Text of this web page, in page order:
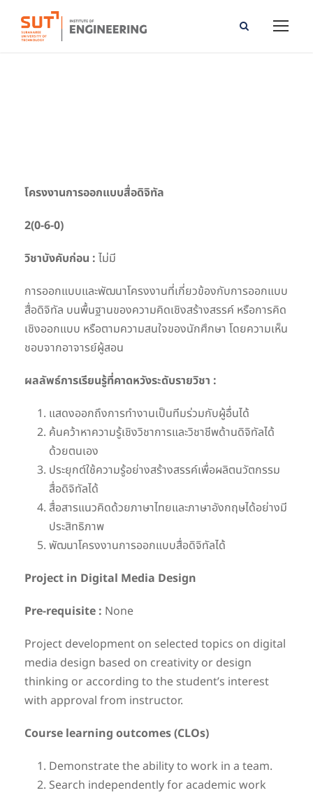
โครงงานการออกแบบสื่อดิจิทัล
2(0-6-0)
วิชาบังคับก่อน : ไม่มี
การออกแบบและพัฒนาโครงงานที่เกี่ยวข้องกับการออกแบบ
สื่อดิจิทัล บนพื้นฐานของความคิดเชิงสร้างสรรค์ หรือการคิด
เชิงออกแบบ หรือตามความสนใจของนักศึกษา โดยความเห็น
ชอบจากอาจารย์ผู้สอน
ผลลัพธ์การเรียนรู้ที่คาดหวังระดับรายวิชา :
แสดงออกถึงการทำงานเป็นทีมร่วมกับผู้อื่นได้
ค้นคว้าหาความรู้เชิงวิชาการและวิชาชีพด้านดิจิทัลได้
ด้วยตนเอง
ประยุกต์ใช้ความรู้อย่างสร้างสรรค์เพื่อผลิตนวัตกรรม
สื่อดิจิทัลได้
สื่อสารแนวคิดด้วยภาษาไทยและภาษาอังกฤษได้อย่างมี
ประสิทธิภาพ
พัฒนาโครงงานการออกแบบสื่อดิจิทัลได้
Project in Digital Media Design
Pre-requisite : None
Project development on selected topics on digital
media design based on creativity or design
thinking or according to the student’s interest
with approval from instructor.
Course learning outcomes (CLOs)
Demonstrate the ability to work in a team.
Search independently for academic work